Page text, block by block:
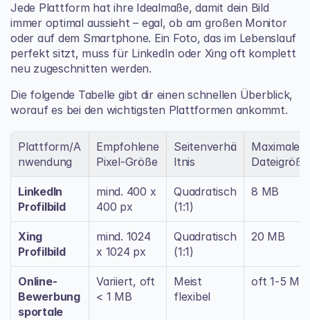
Jede Plattform hat ihre Idealmaße, damit dein Bild
immer optimal aussieht – egal, ob am großen Monitor
oder auf dem Smartphone. Ein Foto, das im Lebenslauf
perfekt sitzt, muss für LinkedIn oder Xing oft komplett
neu zugeschnitten werden.
Die folgende Tabelle gibt dir einen schnellen Überblick,
worauf es bei den wichtigsten Plattformen ankommt.
Plattform/A
nwendung
Empfohlene
Pixel-Größe
Seitenverhä
ltnis
Maximale
Dateigröße
LinkedIn
Profilbild
mind. 400 x
400 px
Quadratisch
(1:1)
8 MB
Xing
Profilbild
mind. 1024
x 1024 px
Quadratisch
(1:1)
20 MB
Online-
Bewerbung
sportale
Variiert, oft
< 1 MB
Meist
flexibel
oft 1-5 MB